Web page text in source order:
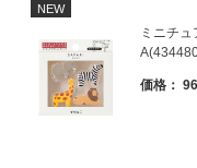
NEW
ミニチ
価格：